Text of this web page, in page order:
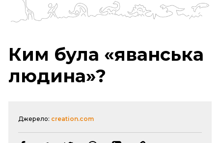
Ким була «яванська
людина»?
Джерело: creation.com